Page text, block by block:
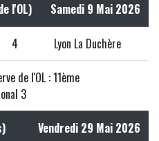
l'OL) Samedi 9 Mai 2026
4 Lyon La Duchère
de l'OL : 11ème
3
Vendredi 29 Mai 2026